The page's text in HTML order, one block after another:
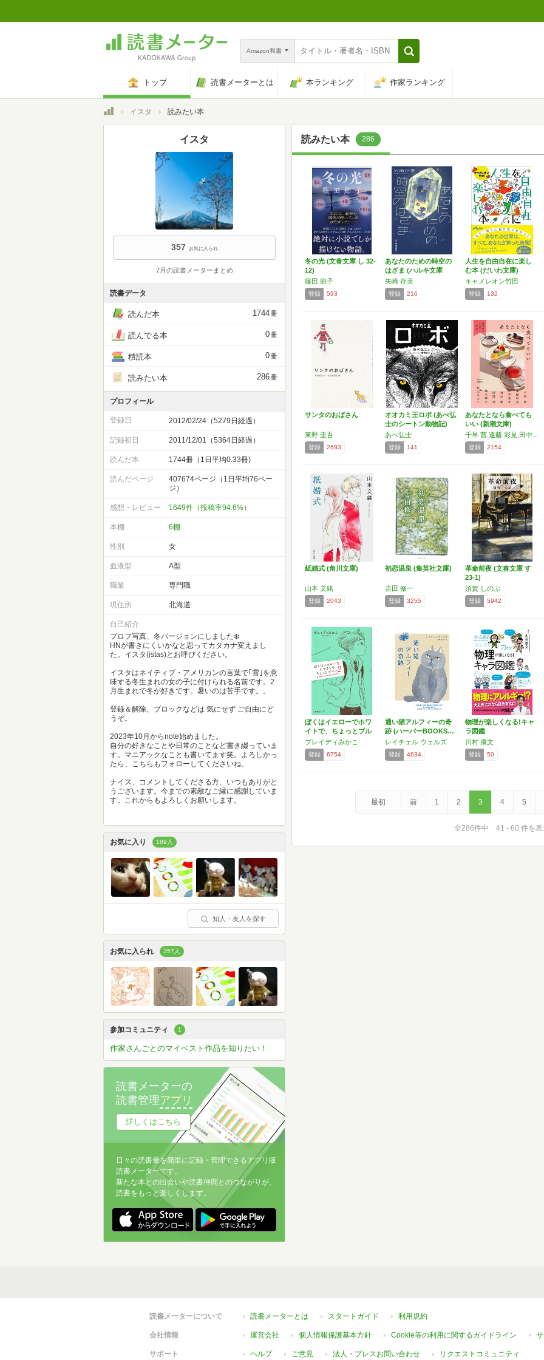
Amazon和書
トップ 読書メーターとは 本ランキング 作家ランキング
トップイスタ 読みたい本
読みたい本 286
冬の光 (文春文庫 し 32-
12)
篠田 節子
登録 593
あなたのための時空の
はざま (ハルキ文庫
や…
矢崎 存美
登録 216
人生を自由自在に楽し
む本 (だいわ文庫)
キャメレオン竹田
登録 132
サンタのおばさん
東野 圭吾
登録 2683
オオカミ王ロボ (あべ弘
士のシートン動物記)
あべ弘士
登録 141
あなたとなら食べても
いい (新潮文庫)
登録 2154
紙婚式 (角川文庫)
山本 文緒
登録 2043
初恋温泉 (集英社文庫)
吉田 修一
登録 3255
革命前夜 (文春文庫 す
23-1)
須賀 しのぶ
登録 5942
ぼくはイエローでホワ
イトで、ちょっとブル
ー 2
ブレイディみかこ
登録 6754
通い猫アルフィーの奇
跡 (ハーパーBOOKS…
レイチェル ウェルズ
登録 4634
物理が楽しくなる!キャ
ラ図鑑
川村 康文
登録 50
最初 前 1 2 3 4 5
全286件中 41 - 60 件を表
イスタ
357 お気に入られ
7月の読書メーターまとめ
読書データ
読んだ本 1744冊
読んでる本 0冊
積読本 0冊
読みたい本 286冊
プロフィール
登録日 2012/02/24（5279日経過）
記録初日 2011/12/01（5364日経過）
読んだ本 1744冊（1日平均0.33冊)
読んだページ
407674ページ（1日平均76ペー
ジ）
感想・レビュー 1649件（投稿率94.6%）
本棚 6棚
性別 女
血液型 A型
職業 専門職
現住所 北海道
自己紹介
プロフ写真、冬バージョンにしました❄️
HNが書きにくいかなと思ってカタカナ変えまし
た。イスタ(istas)とお呼びください。
イスタはネイティブ・アメリカンの言葉で｢雪｣を意
味する冬生まれの女の子に付けられる名前です。2
月生まれで冬が好きです。暑いのは苦手です。。
登録＆解除、ブロックなどは 気にせず ご自由にど
うぞ。
2023年10月からnote始めました。
自分の好きなことや日常のことなど書き綴っていま
す。マニアックなことも書いてます笑。よろしかっ
たら、こちらもフォローしてくださいね。
ナイス、コメントしてくださる方、いつもありがと
うございます。今までの素敵なご縁に感謝していま
す。これからもよろしくお願いします。
お気に入り 189人
知人・友人を探す
お気に入られ 357人
参加コミュニティ 1
作家さんごとのマイベスト作品を知りたい！
読書メーターの
読書管理アプリ
詳しくはこちら
日々の読書量を簡単に記録・管理できるアプリ版
読書メーターです。
新たな本との出会いや読書仲間とのつながりが、
読書をもっと楽しくします。
読書メーターについて 読書メーターとは スタートガイド 利用規約
会社情報 運営会社 個人情報保護基本方針 Cookie等の利用に関するガイドライン
サポート ヘルプ ご意見 法人・プレスお問い合わせ リクエストコミュニティ